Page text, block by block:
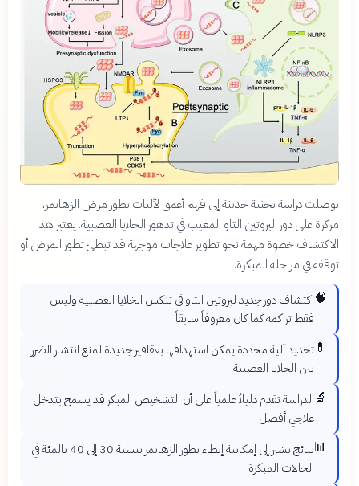
توصلت دراسة بحثية حديثة إلى فهم أعمق لآليات تطور مرض الزهايمر،
مركزة على دور البروتين التاو المعيب في تدهور الخلايا العصبية. يعتبر هذا
الاكتشاف خطوة مهمة نحو تطوير علاجات موجهة قد تبطئ تطور المرض أو
توقفه في مراحله المبكرة.
🧠اكتشاف دور جديد لبروتين التاو في تنكس الخلايا العصبية وليس
فقط تراكمه كما كان معروفاً سابقاً
💊 تحديد آلية محددة يمكن استهدافها بعقاقير جديدة لمنع انتشار الضرر
بين الخلايا العصبية
🔬الدراسة تقدم دليلاً علمياً على أن التشخيص المبكر قد يسمح بتدخل
علاجي أفضل
📊
نتائج تشير إلى إمكانية إبطاء تطور الزهايمر بنسبة 30 إلى 40 بالمئة في
الحالات المبكرة